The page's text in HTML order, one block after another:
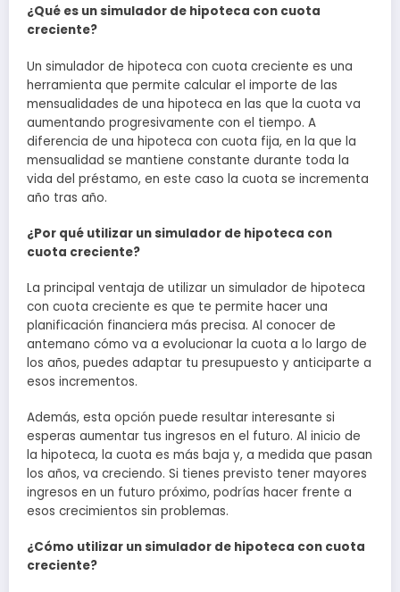
¿Qué es un simulador de hipoteca con cuota
creciente?
Un simulador de hipoteca con cuota creciente es una
herramienta que permite calcular el importe de las
mensualidades de una hipoteca en las que la cuota va
aumentando progresivamente con el tiempo. A
diferencia de una hipoteca con cuota fija, en la que la
mensualidad se mantiene constante durante toda la
vida del préstamo, en este caso la cuota se incrementa
año tras año.
¿Por qué utilizar un simulador de hipoteca con
cuota creciente?
La principal ventaja de utilizar un simulador de hipoteca
con cuota creciente es que te permite hacer una
planificación financiera más precisa. Al conocer de
antemano cómo va a evolucionar la cuota a lo largo de
los años, puedes adaptar tu presupuesto y anticiparte a
esos incrementos.
Además, esta opción puede resultar interesante si
esperas aumentar tus ingresos en el futuro. Al inicio de
la hipoteca, la cuota es más baja y, a medida que pasan
los años, va creciendo. Si tienes previsto tener mayores
ingresos en un futuro próximo, podrías hacer frente a
esos crecimientos sin problemas.
¿Cómo utilizar un simulador de hipoteca con cuota
creciente?